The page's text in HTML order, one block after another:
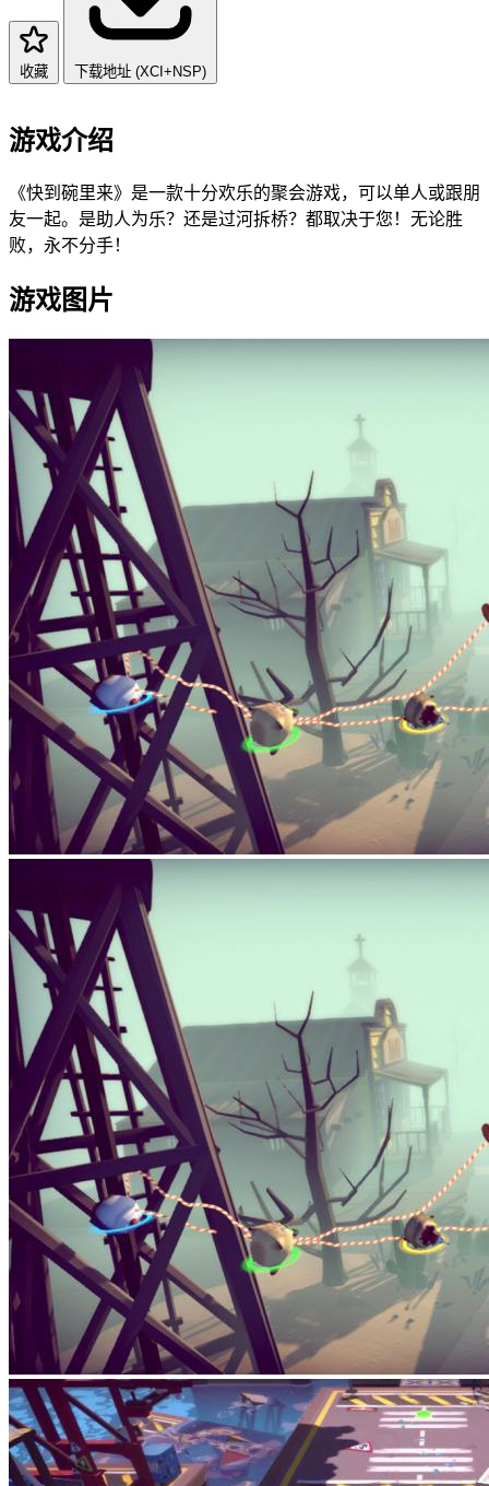
收藏 下载地址 (XCI+NSP)
游戏介绍
《快到碗里来》是一款十分欢乐的聚会游戏，可以单人或跟朋
友一起。是助人为乐？还是过河拆桥？都取决于您！无论胜
败，永不分手！
游戏图片